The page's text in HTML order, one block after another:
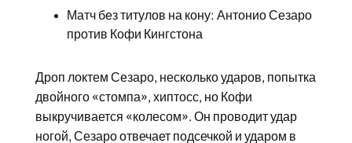
Матч без титулов на кону: Антонио Сезаро
против Кофи Кингстона
Дроп локтем Сезаро, несколько ударов, попытка
двойного «стомпа», хиптосс, но Кофи
выкручивается «колесом». Он проводит удар
ногой, Сезаро отвечает подсечкой и ударом в